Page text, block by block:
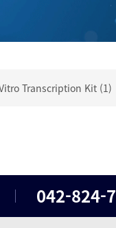
Transcription Kit (1)
042-824-